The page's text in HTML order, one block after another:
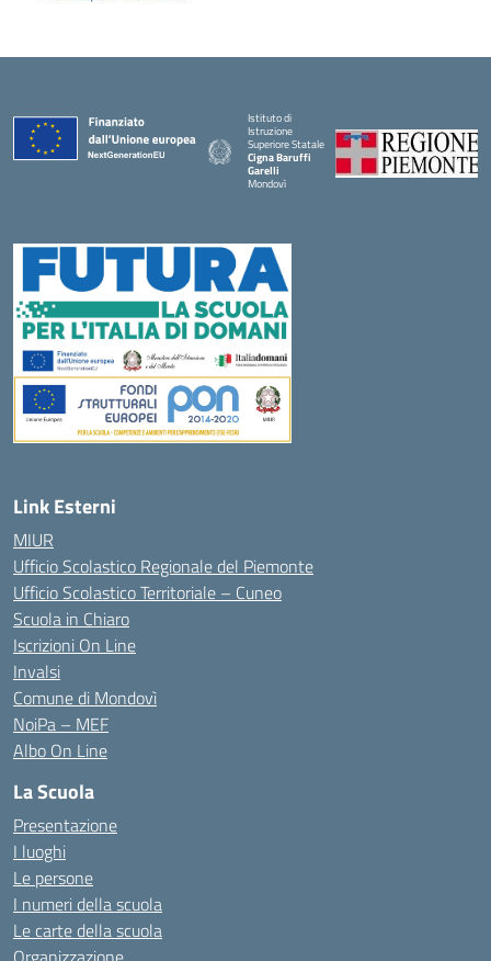
Istituto di
Istruzione
Superiore Statale
Cigna Baruffi
Garelli
Mondovì
Link Esterni
MIUR
Ufficio Scolastico Regionale del Piemonte
Ufficio Scolastico Territoriale – Cuneo
Scuola in Chiaro
Iscrizioni On Line
Invalsi
Comune di Mondovì
NoiPa – MEF
Albo On Line
La Scuola
Presentazione
I luoghi
Le persone
I numeri della scuola
Le carte della scuola